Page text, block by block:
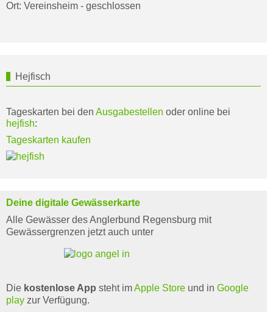
Ort: Vereinsheim - geschlossen
Hejfisch
Tageskarten bei den Ausgabestellen oder online bei
hejfish:
Tageskarten kaufen
Deine digitale Gewässerkarte
Alle Gewässer des Anglerbund Regensburg mit
Gewässergrenzen jetzt auch unter
Die kostenlose App steht imApple Store und in Google
play zur Verfügung.